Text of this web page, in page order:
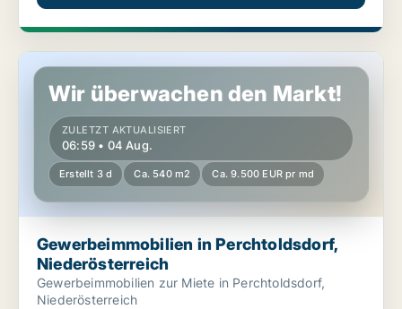
Gewerbeimmobilien in Perchtoldsdorf, Niederösterreich
Wir überwachen den Markt!
ZULETZT AKTUALISIERT
06:59 • 04 Aug.
Erstellt 3 d Ca. 540 m2 Ca. 9.500 EUR pr md
Gewerbeimmobilien in Perchtoldsdorf,
Niederösterreich
Gewerbeimmobilien zur Miete in Perchtoldsdorf,
Niederösterreich